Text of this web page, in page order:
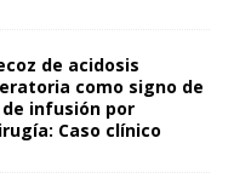
de acidosis
como signo de
infusión por
Caso clínico